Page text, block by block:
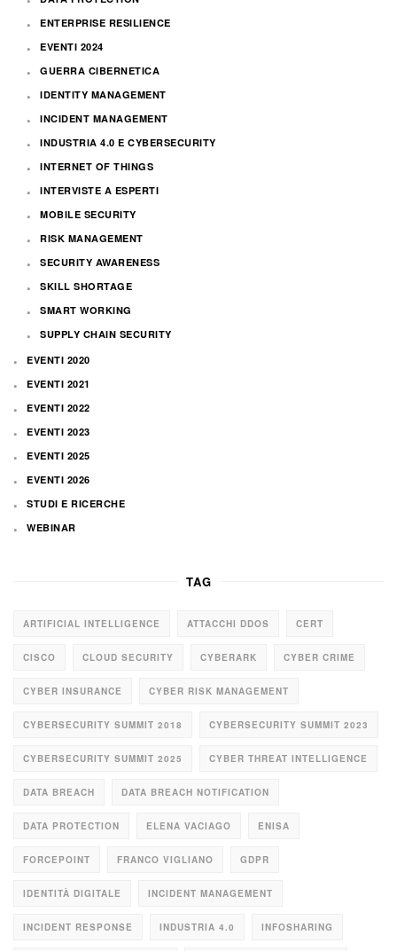
ENTERPRISE RESILIENCE
EVENTI 2024
GUERRA CIBERNETICA
IDENTITY MANAGEMENT
INCIDENT MANAGEMENT
INDUSTRIA 4.0 E CYBERSECURITY
INTERNET OF THINGS
INTERVISTE A ESPERTI
MOBILE SECURITY
RISK MANAGEMENT
SECURITY AWARENESS
SKILL SHORTAGE
SMART WORKING
SUPPLY CHAIN SECURITY
EVENTI 2020
EVENTI 2021
EVENTI 2022
EVENTI 2023
EVENTI 2025
EVENTI 2026
STUDI E RICERCHE
WEBINAR
TAG
ARTIFICIAL INTELLIGENCE ATTACCHI DDOS CERT
CISCO CLOUD SECURITY CYBERARK CYBER CRIME
CYBER INSURANCE CYBER RISK MANAGEMENT
CYBERSECURITY SUMMIT 2018 CYBERSECURITY SUMMIT 2023
CYBERSECURITY SUMMIT 2025 CYBER THREAT INTELLIGENCE
DATA BREACH DATA BREACH NOTIFICATION
DATA PROTECTION ELENA VACIAGO ENISA
FORCEPOINT FRANCO VIGLIANO GDPR
IDENTITÀ DIGITALE INCIDENT MANAGEMENT
INCIDENT RESPONSE INDUSTRIA 4.0 INFOSHARING